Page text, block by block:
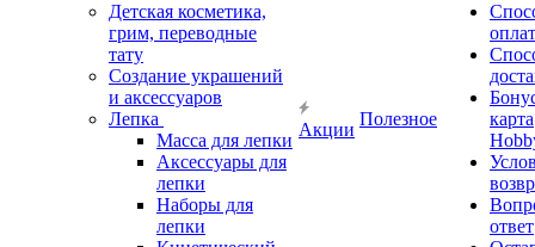
Детская косметика,
грим, переводные
тату
Создание украшений
и аксессуаров
Лепка
Масса для лепки
Аксессуары для
лепки
Наборы для
лепки
Акции
Полезное
карта
ответ